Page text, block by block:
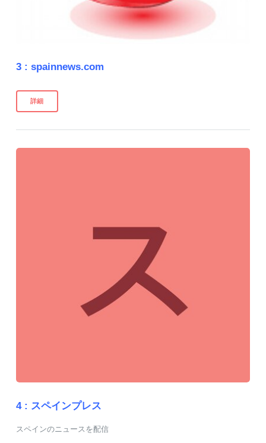
3 : spainnews.com
詳細
4 : スペインプレス
スペインのニュースを配信